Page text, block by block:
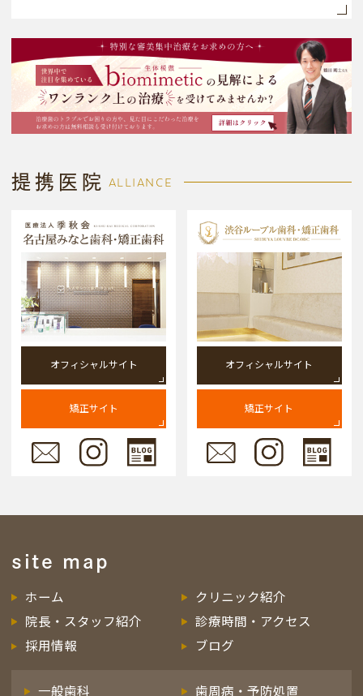
提携医院 ALLIANCE
オフィシャルサイト
矯正サイト
オフィシャルサイト
矯正サイト
site map
ホーム
クリニック紹介
院長・スタッフ紹介
診療時間・アクセス
採用情報
ブログ
一般歯科 歯周病・予防処置